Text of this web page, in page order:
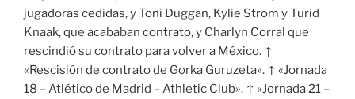
jugadoras cedidas, y Toni Duggan, Kylie Strom y Turid
Knaak, que acababan contrato, y Charlyn Corral que
rescindió su contrato para volver a México. ↑
«Rescisión de contrato de Gorka Guruzeta». ↑ «Jornada
18 – Atlético de Madrid – Athletic Club». ↑ «Jornada 21 –